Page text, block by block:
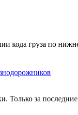
кода груза по
Только за